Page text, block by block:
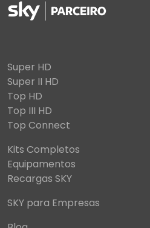
Super HD
Super II HD
Top HD
Top III HD
Top Connect
Kits Completos
Equipamentos
Recargas SKY
SKY para Empresas